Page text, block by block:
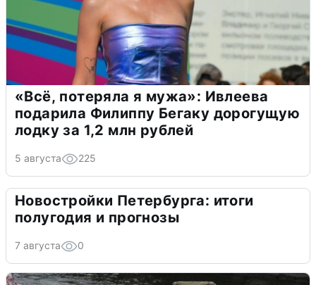
«Всё, потеряла я мужа»: Ивлеева
подарила Филиппу Бегаку дорогущую
лодку за 1,2 млн рублей
5 августа 225
Новостройки Петербурга: итоги
полугодия и прогнозы
7 августа 0